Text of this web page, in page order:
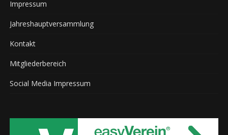
Impressum
Jahreshauptversammlung
Kontakt
Mitgliederbereich
Social Media Impressum